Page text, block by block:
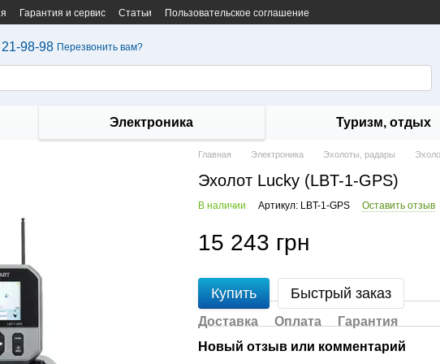
Гарантия и сервис Статьи Пользовательское соглашение
98-98 Перезвонить вам?
Электроника Туризм, отдых
Главная Электроника Эхолоты, радары
Эхолот Lucky (LBT-1-GPS)
В наличии Артикул: LBT-1-GPS Оставить отзыв
15 243 грн
Купить Быстрый заказ
Доставка Оплата
Гарантия
Новый отзыв или комментарий